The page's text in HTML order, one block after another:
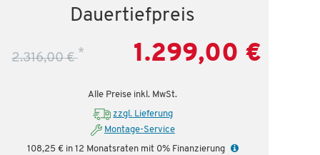
Dauertiefpreis
2.316,00 €* 1.299,00 €
Alle Preise inkl. MwSt.
zzgl. Lieferung
Montage-Service
108,25 € in 12 Monatsraten mit 0% Finanzierung
€
Wohnlandschaft
Sally
* 1.199,00 €